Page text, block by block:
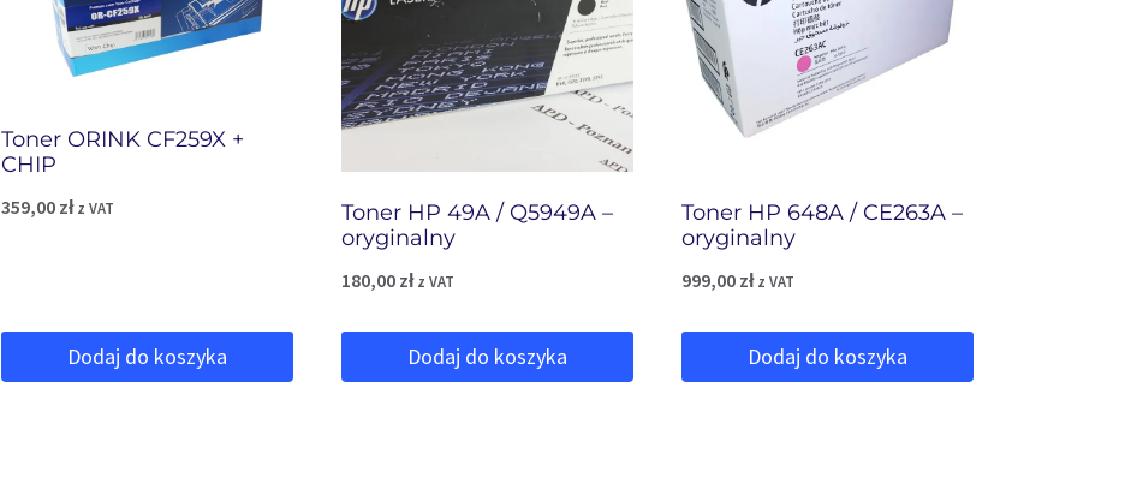
Toner ORINK CF259X +
CHIP
359,00 zł z VAT
Dodaj do koszyka
Toner HP 49A / Q5949A –
oryginalny
180,00 zł z VAT
Dodaj do koszyka
Toner HP 648A / CE263A –
oryginalny
999,00 zł z VAT
Dodaj do koszyka